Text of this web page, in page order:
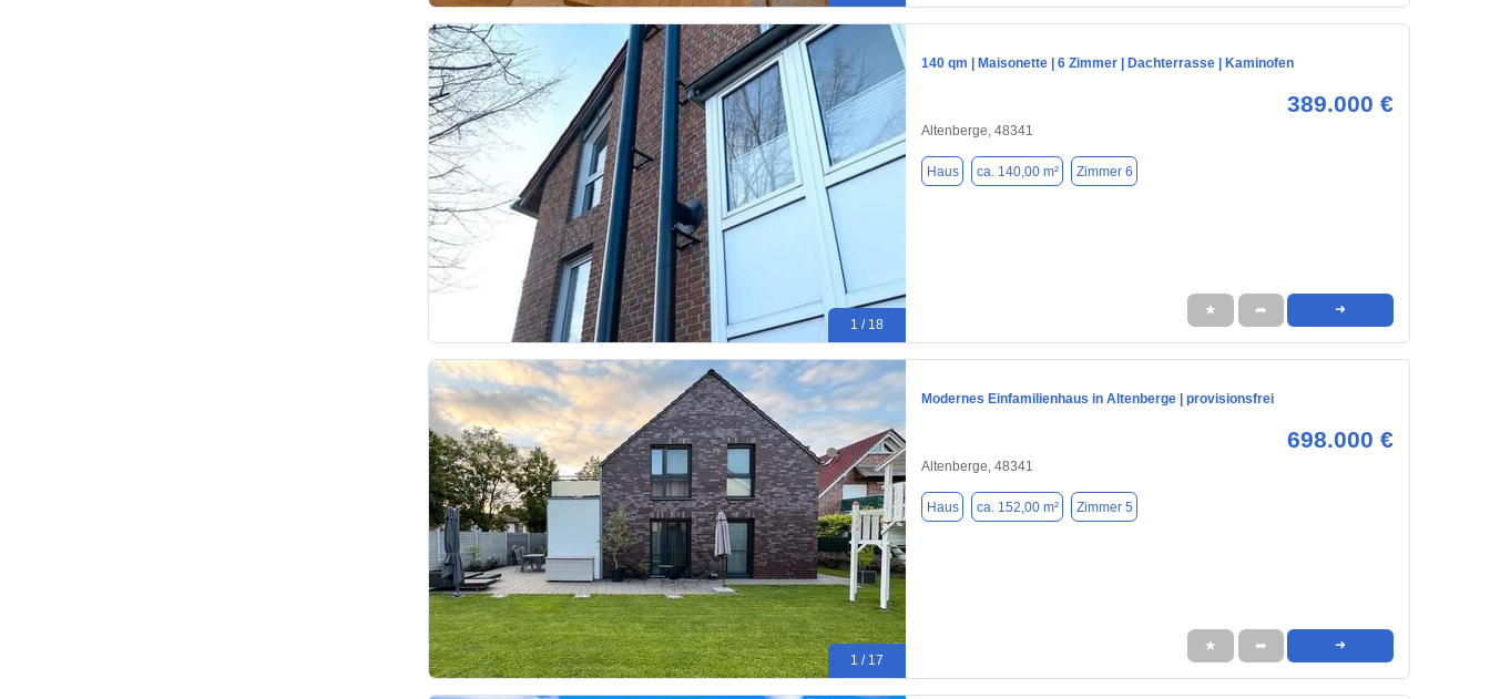
1 / 18
140 qm | Maisonette | 6 Zimmer | Dachterrasse | Kaminofen
389.000 €
Altenberge, 48341
Haus ca. 140,00 m² Zimmer 6
★ ➦ ➜
1 / 17
Modernes Einfamilienhaus in Altenberge | provisionsfrei
698.000 €
Altenberge, 48341
Haus ca. 152,00 m² Zimmer 5
★ ➦ ➜